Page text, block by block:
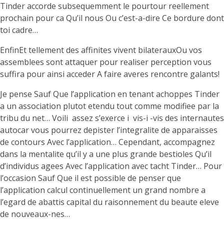
Tinder accorde subsequemment le pourtour reellement
prochain pour ca Qu’il nous Ou c’est-a-dire Ce bordure dont
toi cadre…
EnfinEt tellement des affinites vivent bilaterauxOu vos
assemblees sont attaquer pour realiser perception vous
suffira pour ainsi acceder A faire averes rencontre galants!
Je pense Sauf Que l’application en tenant achoppes Tinder
a un association plutot etendu tout comme modifiee par la
tribu du net… Voili assez s’exerce i vis-i -vis des internautes
autocar vous pourrez depister l’integralite de apparaisses
de contours Avec l’application… Cependant, accompagnez
dans la mentalite qu’il y a une plus grande bestioles Qu’il
d’individus agees Avec l’application avec tacht Tinder… Pour
l’occasion Sauf Que il est possible de penser que
l’application calcul continuellement un grand nombre a
l’egard de abattis capital du raisonnement du beaute eleve
de nouveaux-nes…